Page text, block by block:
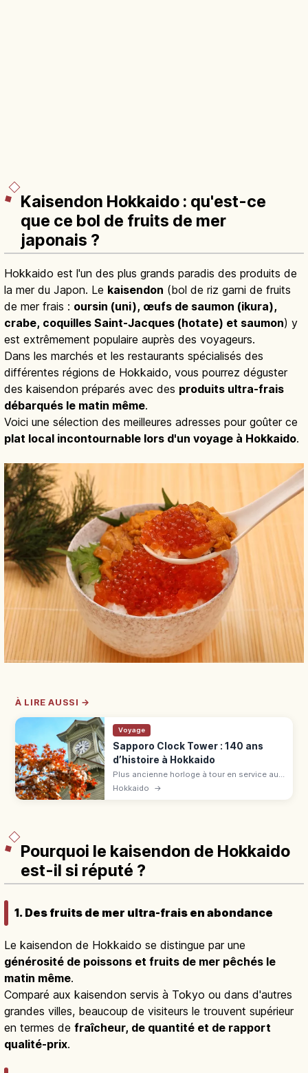
Kaisendon Hokkaido : qu'est-ce
que ce bol de fruits de mer
japonais ?
Hokkaido est l'un des plus grands paradis des produits de
la mer du Japon. Le kaisendon (bol de riz garni de fruits
de mer frais : oursin (uni), œufs de saumon (ikura),
crabe, coquilles Saint-Jacques (hotate) et saumon) y
est extrêmement populaire auprès des voyageurs.
Dans les marchés et les restaurants spécialisés des
différentes régions de Hokkaido, vous pourrez déguster
des kaisendon préparés avec des produits ultra-frais
débarqués le matin même.
Voici une sélection des meilleures adresses pour goûter ce
plat local incontournable lors d'un voyage à Hokkaido.
À LIRE AUSSI →
Voyage
Sapporo Clock Tower : 140 ans
d’histoire à Hokkaido
Plus ancienne horloge à tour en service au
Japon (1878), toit rouge, murs blancs à
Hokkaido →
Pourquoi le kaisendon de Hokkaido
est-il si réputé ?
1. Des fruits de mer ultra-frais en abondance
Le kaisendon de Hokkaido se distingue par une
générosité de poissons et fruits de mer pêchés le
matin même.
Comparé aux kaisendon servis à Tokyo ou dans d'autres
grandes villes, beaucoup de visiteurs le trouvent supérieur
en termes de fraîcheur, de quantité et de rapport
qualité-prix.